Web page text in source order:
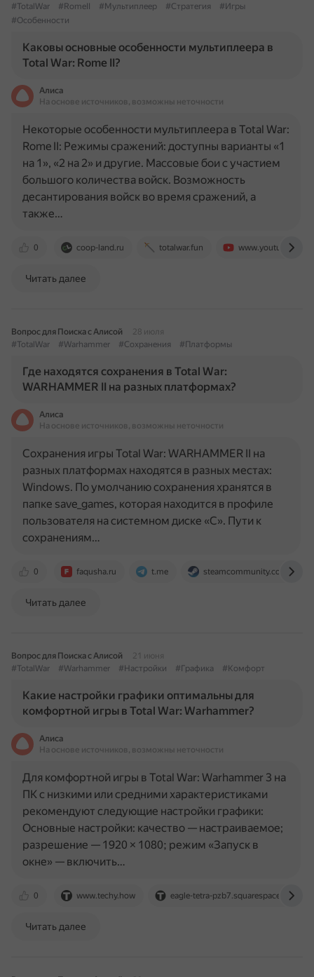
#TotalWar
#RomeII #Мультиплеер #Стратегия
#Игры
#Особенности
Каковы основные особенности мультиплеера в
Total War: Rome II?
Алиса
На основе источников, возможны неточности
0 coop-land.ru totalwar.fun www.youtube.com
Некоторые особенности мультиплеера в Total War:
Rome II: Режимы сражений: доступны варианты «1
на 1», «2 на 2» и другие. Массовые бои с участием
большого количества войск. Возможность
десантирования войск во время сражений, а
также…
Читать далее
Вопрос для Поиска с Алисой
28 июля
#TotalWar
#Warhammer #Сохранения #Платформы
Где находятся сохранения в Total War:
WARHAMMER II на разных платформах?
Алиса
На основе источников, возможны неточности
0 faqusha.ru t.me steamcommunity.com
Сохранения игры Total War: WARHAMMER II на
разных платформах находятся в разных местах:
Windows. По умолчанию сохранения хранятся в
папке save_games, которая находится в профиле
пользователя на системном диске «C». Пути к
сохранениям…
Читать далее
Вопрос для Поиска с Алисой
21 июня
#TotalWar
#Warhammer #Настройки #Графика #Комфорт
Какие настройки графики оптимальны для
комфортной игры в Total War: Warhammer?
Алиса
На основе источников, возможны неточности
0 www.techy.how eagle-tetra-pzb7.squarespace.com
Для комфортной игры в Total War: Warhammer 3 на
ПК с низкими или средними характеристиками
рекомендуют следующие настройки графики:
Основные настройки: качество — настраиваемое;
разрешение — 1920 × 1080; режим «Запуск в
окне» — включить…
Читать далее